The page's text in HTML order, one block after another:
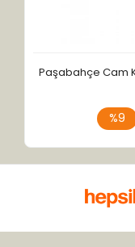
Paşabahçe Cam
%9